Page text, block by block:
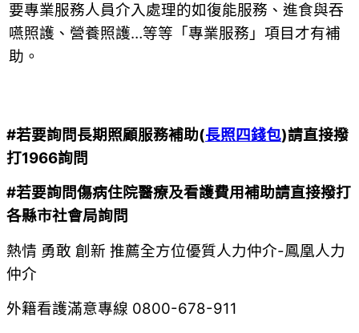
要專業服務人員介入處理的如復能服務、進食與吞
嚥照護、營養照護…等等「專業服務」項目才有補
助。
#若要詢問長期照顧服務補助(長照四錢包)請直接撥
打1966詢問
#若要詢問傷病住院醫療及看護費用補助請直接撥打
各縣市社會局詢問
熱情 勇敢 創新 推薦全方位優質人力仲介-鳳凰人力
仲介
外籍看護滿意專線 0800-678-911